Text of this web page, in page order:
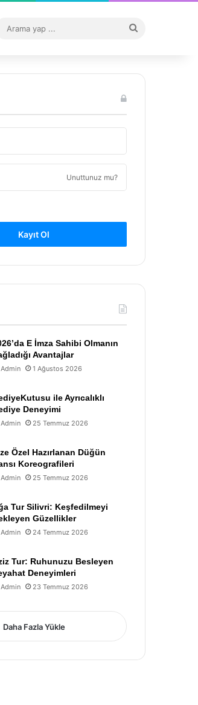
...
Unuttunuz mu?
Kayıt Ol
E İmza Sahibi Olmanın
Avantajlar
Admin 1 Ağustos 2026
ile Ayrıcalıklı
Deneyimi
Admin 25 Temmuz 2026
Özel Hazırlanan Düğün
Koreografileri
Admin 25 Temmuz 2026
Tur Silivri: Keşfedilmeyi
Güzellikler
Admin 24 Temmuz 2026
Tur: Ruhunuzu Besleyen
Deneyimleri
Admin 23 Temmuz 2026
Daha Fazla Yükle